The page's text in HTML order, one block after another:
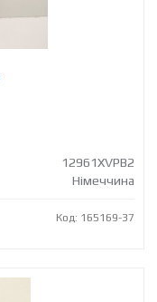
12961XVPB2
Німеччина
Код: 165169-37